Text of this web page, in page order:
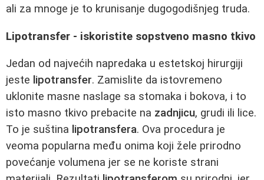
ali za mnoge je to krunisanje dugogodišnjeg truda.
Lipotransfer - iskoristite sopstveno masno tkivo
Jedan od najvećih napredaka u estetskoj hirurgiji
jeste lipotransfer. Zamislite da istovremeno
uklonite masne naslage sa stomaka i bokova, i to
isto masno tkivo prebacite na zadnjicu, grudi ili lice.
To je suština lipotransfera. Ova procedura je
veoma popularna među onima koji žele prirodno
povećanje volumena jer se ne koriste strani